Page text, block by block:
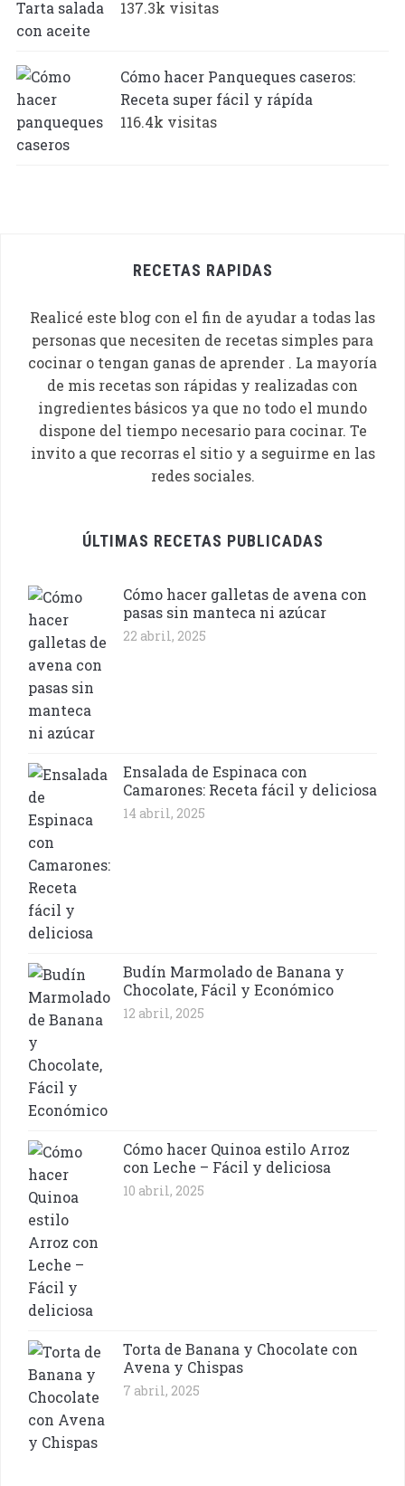
137.3k visitas
Cómo hacer Panqueques caseros:
Receta super fácil y rápída
116.4k visitas
RECETAS RAPIDAS
Realicé este blog con el fin de ayudar a todas las
personas que necesiten de recetas simples para
cocinar o tengan ganas de aprender . La mayoría
de mis recetas son rápidas y realizadas con
ingredientes básicos ya que no todo el mundo
dispone del tiempo necesario para cocinar. Te
invito a que recorras el sitio y a seguirme en las
redes sociales.
ÚLTIMAS RECETAS PUBLICADAS
Cómo hacer galletas de avena con
pasas sin manteca ni azúcar
22 abril, 2025
Ensalada de Espinaca con
Camarones: Receta fácil y deliciosa
14 abril, 2025
Budín Marmolado de Banana y
Chocolate, Fácil y Económico
12 abril, 2025
Cómo hacer Quinoa estilo Arroz
con Leche – Fácil y deliciosa
10 abril, 2025
Torta de Banana y Chocolate con
Avena y Chispas
7 abril, 2025